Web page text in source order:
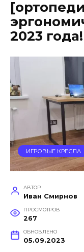
2023 года!
ИГРОВЫЕ КРЕСЛА
АВТОР
Иван Смирнов
ПРОСМОТРОВ
267
ОБНОВЛЕНО
05.09.2023